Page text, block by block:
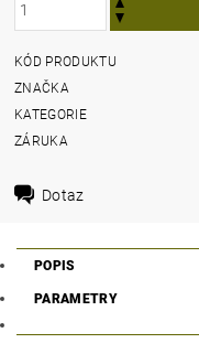
KÓD PRODUKTU
ZNAČKA
KATEGORIE
ZÁRUKA
Dotaz
POPIS
PARAMETRY